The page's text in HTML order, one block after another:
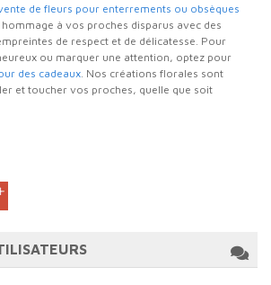
de fleurs pour enterrements ou obsèques
à vos proches disparus avec des
de respect et de délicatesse. Pour
ou marquer une attention, optez pour
des cadeaux. Nos créations florales sont
et toucher vos proches, quelle que soit